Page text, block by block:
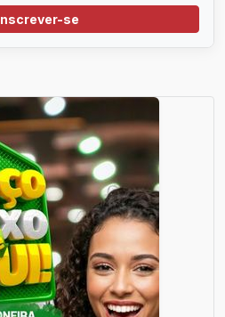
Inscrever-se